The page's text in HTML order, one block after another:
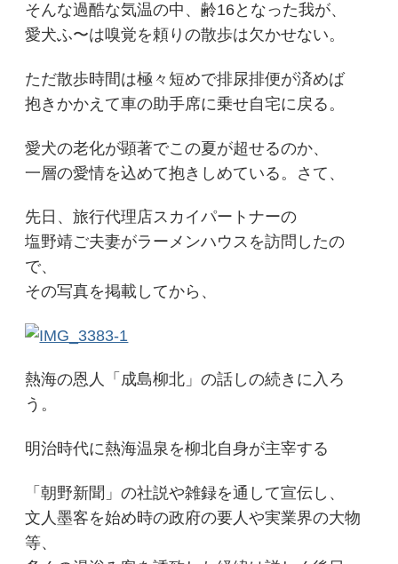
そんな過酷な気温の中、齢16となった我が、
愛犬ふ〜は嗅覚を頼りの散歩は欠かせない。
ただ散歩時間は極々短めで排尿排便が済めば
抱きかかえて車の助手席に乗せ自宅に戻る。
愛犬の老化が顕著でこの夏が超せるのか、
一層の愛情を込めて抱きしめている。さて、
先日、旅行代理店スカイパートナーの
塩野靖ご夫妻がラーメンハウスを訪問したの
で、
その写真を掲載してから、
熱海の恩人「成島柳北」の話しの続きに入ろ
う。
明治時代に熱海温泉を柳北自身が主宰する
「朝野新聞」の社説や雑録を通して宣伝し、
文人墨客を始め時の政府の要人や実業界の大物
等、